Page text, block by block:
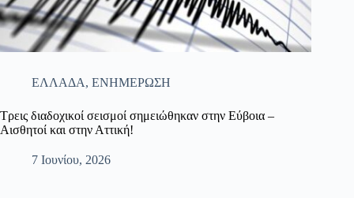
ΕΛΛΑΔΑ, ΕΝΗΜΕΡΩΣΗ
Τρεις διαδοχικοί σεισμοί σημειώθηκαν στην Εύβοια –
Αισθητοί και στην Αττική!
7 Ιουνίου, 2026